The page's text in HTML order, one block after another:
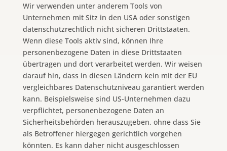
Wir verwenden unter anderem Tools von
Unternehmen mit Sitz in den USA oder sonstigen
datenschutzrechtlich nicht sicheren Drittstaaten.
Wenn diese Tools aktiv sind, können Ihre
personenbezogene Daten in diese Drittstaaten
übertragen und dort verarbeitet werden. Wir weisen
darauf hin, dass in diesen Ländern kein mit der EU
vergleichbares Datenschutzniveau garantiert werden
kann. Beispielsweise sind US-Unternehmen dazu
verpflichtet, personenbezogene Daten an
Sicherheitsbehörden herauszugeben, ohne dass Sie
als Betroffener hiergegen gerichtlich vorgehen
könnten. Es kann daher nicht ausgeschlossen